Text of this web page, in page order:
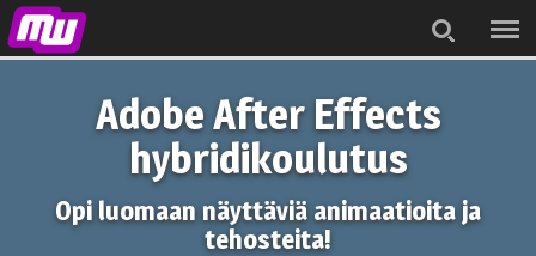
Adobe After Effects
hybridikoulutus
Opi luomaan näyttäviä animaatioita ja
tehosteita!